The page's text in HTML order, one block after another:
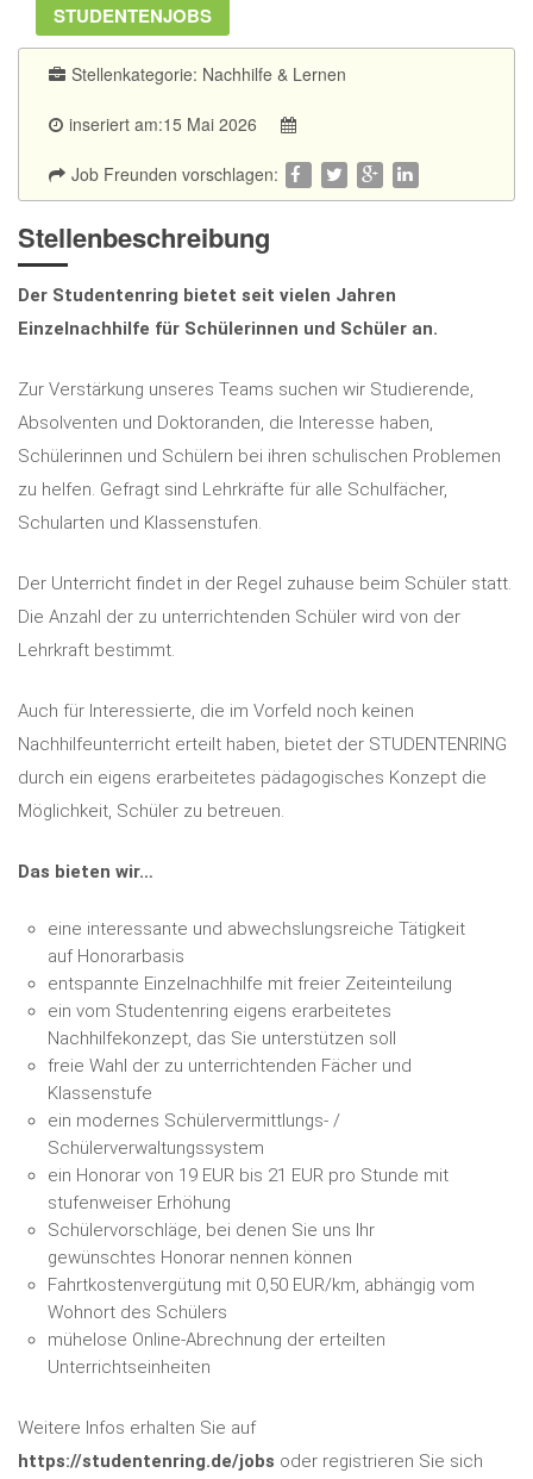
STUDENTENJOBS
Stellenkategorie: Nachhilfe & Lernen
inseriert am:15 Mai 2026
Job Freunden vorschlagen:
Stellenbeschreibung
Der Studentenring bietet seit vielen Jahren
Einzelnachhilfe für Schülerinnen und Schüler an.
Zur Verstärkung unseres Teams suchen wir Studierende,
Absolventen und Doktoranden, die Interesse haben,
Schülerinnen und Schülern bei ihren schulischen Problemen
zu helfen. Gefragt sind Lehrkräfte für alle Schulfächer,
Schularten und Klassenstufen.
Der Unterricht findet in der Regel zuhause beim Schüler statt.
Die Anzahl der zu unterrichtenden Schüler wird von der
Lehrkraft bestimmt.
Auch für Interessierte, die im Vorfeld noch keinen
Nachhilfeunterricht erteilt haben, bietet der STUDENTENRING
durch ein eigens erarbeitetes pädagogisches Konzept die
Möglichkeit, Schüler zu betreuen.
Das bieten wir…
eine interessante und abwechslungsreiche Tätigkeit
auf Honorarbasis
entspannte Einzelnachhilfe mit freier Zeiteinteilung
ein vom Studentenring eigens erarbeitetes
Nachhilfekonzept, das Sie unterstützen soll
freie Wahl der zu unterrichtenden Fächer und
Klassenstufe
ein modernes Schülervermittlungs- /
Schülerverwaltungssystem
ein Honorar von 19 EUR bis 21 EUR pro Stunde mit
stufenweiser Erhöhung
Schülervorschläge, bei denen Sie uns Ihr
gewünschtes Honorar nennen können
Fahrtkostenvergütung mit 0,50 EUR/km, abhängig vom
Wohnort des Schülers
mühelose Online-Abrechnung der erteilten
Unterrichtseinheiten
Weitere Infos erhalten Sie auf
https://studentenring.de/jobs oder registrieren Sie sich